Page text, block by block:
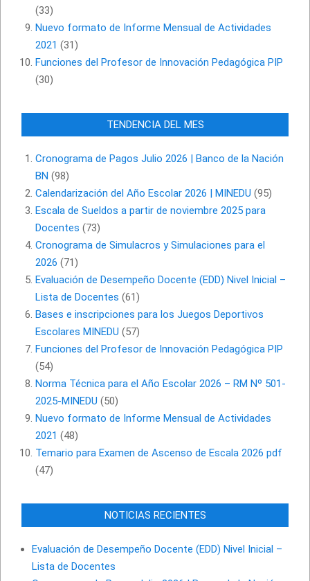
(33)
Nuevo formato de Informe Mensual de Actividades
2021 (31)
Funciones del Profesor de Innovación Pedagógica PIP
(30)
TENDENCIA DEL MES
Cronograma de Pagos Julio 2026 | Banco de la Nación
BN (98)
Calendarización del Año Escolar 2026 | MINEDU (95)
Escala de Sueldos a partir de noviembre 2025 para
Docentes (73)
Cronograma de Simulacros y Simulaciones para el
2026 (71)
Evaluación de Desempeño Docente (EDD) Nivel Inicial –
Lista de Docentes (61)
Bases e inscripciones para los Juegos Deportivos
Escolares MINEDU (57)
Funciones del Profesor de Innovación Pedagógica PIP
(54)
Norma Técnica para el Año Escolar 2026 – RM Nº 501-
2025-MINEDU (50)
Nuevo formato de Informe Mensual de Actividades
2021 (48)
Temario para Examen de Ascenso de Escala 2026 pdf
(47)
NOTICIAS RECIENTES
Evaluación de Desempeño Docente (EDD) Nivel Inicial –
Lista de Docentes